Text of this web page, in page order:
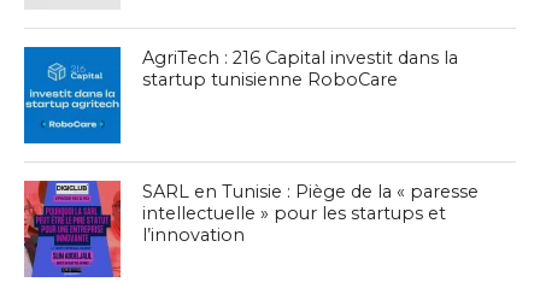
AgriTech : 216 Capital investit dans la
startup tunisienne RoboCare
SARL en Tunisie : Piège de la « paresse
intellectuelle » pour les startups et
l’innovation